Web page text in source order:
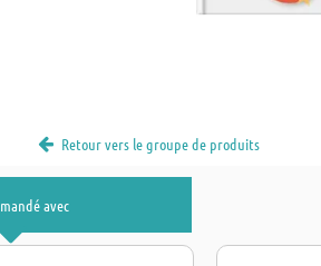
Retour vers le groupe de produits
avec